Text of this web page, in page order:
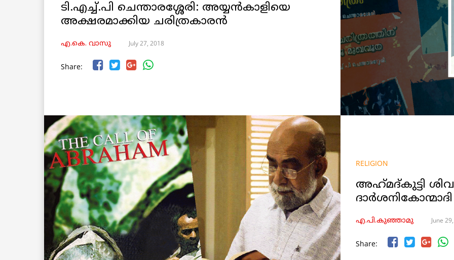
ടി.എച്ച്.പി ചെന്താരശ്ശേരി: അയ്യന്‍കാളിയെ
അക്ഷരമാക്കിയ ചരിത്രകാരന്‍
എ.കെ. വാസു July 27, 2018
Share:
RELIGION
അഹ്‌മദ്‌കുട്ടി
ദാർശനികോന്മാദി
എ.പി.കുഞ്ഞാമു June
Share: